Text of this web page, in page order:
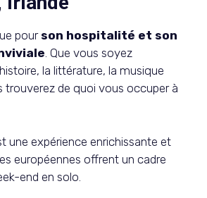
pourson hospitalité et son
. Que vous soyez
la littérature, la musique
trouverez de quoi vous occuper à
une expérience enrichissante et
européennes offrent un cadre
end en solo.